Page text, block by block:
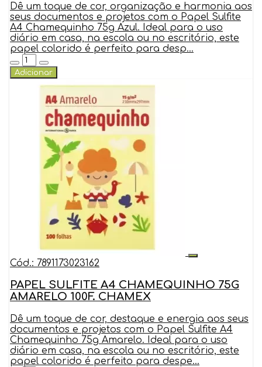
Dê um toque de cor, organização e harmonia aos
seus documentos e projetos com o Papel Sulfite
A4 Chamequinho 75g Azul. Ideal para o uso
diário em casa, na escola ou no escritório, este
papel colorido é perfeito para desp...
Adicionar
Cód.: 7891173023162
PAPEL SULFITE A4 CHAMEQUINHO 75G
AMARELO 100F. CHAMEX
Dê um toque de cor, destaque e energia aos seus
documentos e projetos com o Papel Sulfite A4
Chamequinho 75g Amarelo. Ideal para o uso
diário em casa, na escola ou no escritório, este
papel colorido é perfeito para despe...